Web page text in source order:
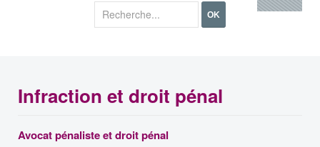
OK
Infraction et droit pénal
Avocat pénaliste et droit pénal